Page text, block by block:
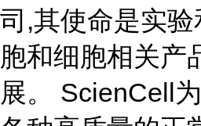
司,其使命是实
胞和细胞相关产
展。 ScienCell